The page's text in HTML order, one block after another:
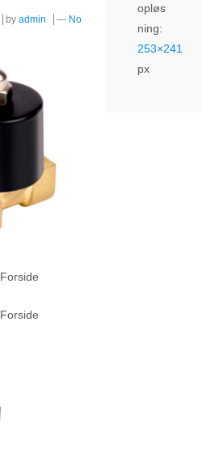
by admin — No
opløs
ning:
253×241
px